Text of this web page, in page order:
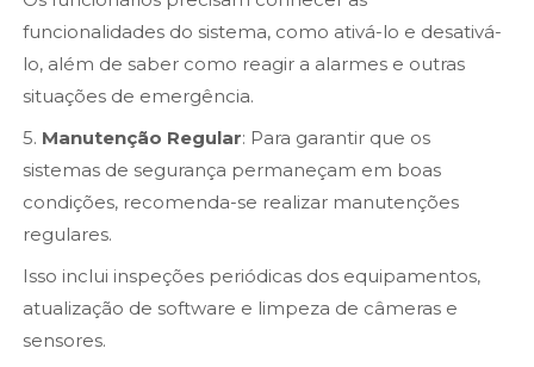
funcionalidades do sistema, como ativá-lo e desativá-
lo, além de saber como reagir a alarmes e outras
situações de emergência.
5. Manutenção Regular: Para garantir que os
sistemas de segurança permaneçam em boas
condições, recomenda-se realizar manutenções
regulares.
Isso inclui inspeções periódicas dos equipamentos,
atualização de software e limpeza de câmeras e
sensores.